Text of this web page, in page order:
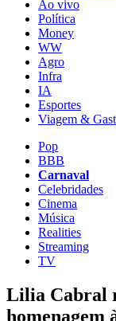
Ao vivo
Política
Money
WW
Agro
Infra
IA
Esportes
Viagem &
Pop
BBB
Carnaval
Celebridades
Cinema
Música
Realities
Streaming
TV
Lilia Cabral
homenagem